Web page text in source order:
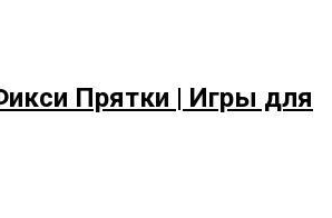
Прятки | Игры для